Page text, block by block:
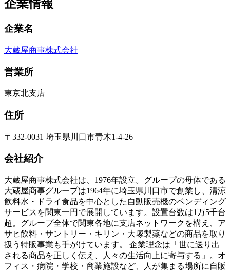
企業情報
企業名
大蔵屋商事株式会社
営業所
東京北支店
住所
〒332-0031 埼玉県川口市青木1-4-26
会社紹介
大蔵屋商事株式会社は、1976年設立。グループの母体である
大蔵屋商事グループは1964年に埼玉県川口市で創業し、清涼
飲料水・ドライ食品を中心とした自動販売機のベンディング
サービスを関東一円で展開しています。設置台数は1万5千台
超。グループ全体で関東各地に支店ネットワークを構え、ア
サヒ飲料・サントリー・キリン・大塚製薬などの商品を取り
扱う特販事業も手がけています。 企業理念は「世に送り出
される商品を正しく伝え、人々の生活向上に寄与する」。オ
フィス・病院・学校・商業施設など、人が集まる場所に自販